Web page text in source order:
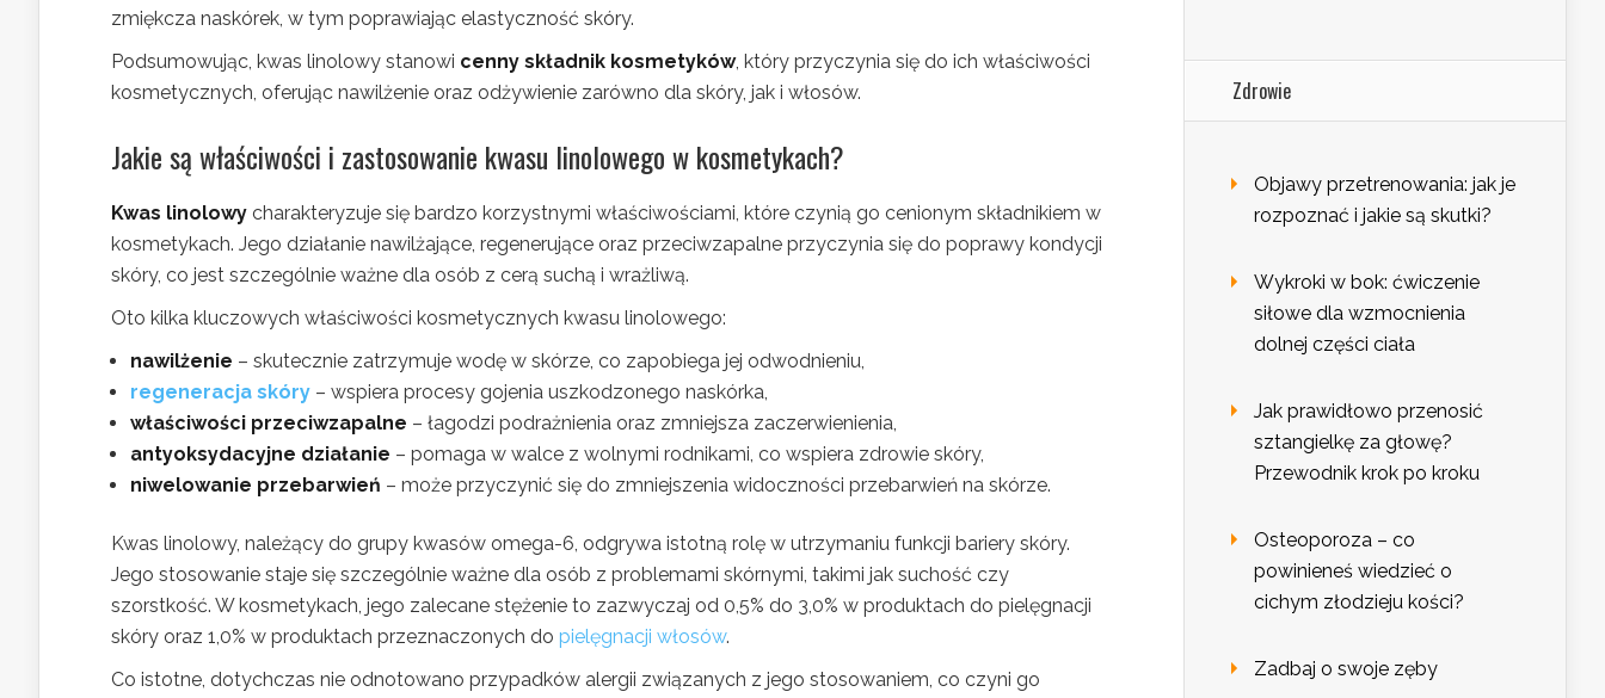
zmiękcza naskórek, w tym poprawiając elastyczność skóry.
Podsumowując, kwas linolowy stanowi cenny składnik kosmetyków, który przyczynia się do ich właściwości
kosmetycznych, oferując nawilżenie oraz odżywienie zarówno dla skóry, jak i włosów.
Jakie są właściwości i zastosowanie kwasu linolowego w kosmetykach?
Kwas linolowy charakteryzuje się bardzo korzystnymi właściwościami, które czynią go cenionym składnikiem w
kosmetykach. Jego działanie nawilżające, regenerujące oraz przeciwzapalne przyczynia się do poprawy kondycji
skóry, co jest szczególnie ważne dla osób z cerą suchą i wrażliwą.
Oto kilka kluczowych właściwości kosmetycznych kwasu linolowego:
nawilżenie – skutecznie zatrzymuje wodę w skórze, co zapobiega jej odwodnieniu,
regeneracja skóry – wspiera procesy gojenia uszkodzonego naskórka,
właściwości przeciwzapalne – łagodzi podrażnienia oraz zmniejsza zaczerwienienia,
antyoksydacyjne działanie – pomaga w walce z wolnymi rodnikami, co wspiera zdrowie skóry,
niwelowanie przebarwień – może przyczynić się do zmniejszenia widoczności przebarwień na skórze.
Kwas linolowy, należący do grupy kwasów omega-6, odgrywa istotną rolę w utrzymaniu funkcji bariery skóry.
Jego stosowanie staje się szczególnie ważne dla osób z problemami skórnymi, takimi jak suchość czy
szorstkość. W kosmetykach, jego zalecane stężenie to zazwyczaj od 0,5% do 3,0% w produktach do pielęgnacji
skóry oraz 1,0% w produktach przeznaczonych do pielęgnacji włosów.
Co istotne, dotychczas nie odnotowano przypadków alergii związanych z jego stosowaniem, co czyni go
Zdrowie
Objawy przetrenowania: jak je
rozpoznać i jakie są skutki?
Wykroki w bok: ćwiczenie
siłowe dla wzmocnienia
dolnej części ciała
Jak prawidłowo przenosić
sztangielkę za głowę?
Przewodnik krok po kroku
Osteoporoza – co
powinieneś wiedzieć o
cichym złodzieju kości?
Zadbaj o swoje zęby